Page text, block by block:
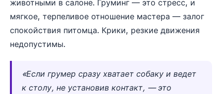
животными в салоне. Груминг — это стресс, и
мягкое, терпеливое отношение мастера — залог
спокойствия питомца. Крики, резкие движения
недопустимы.
«Если грумер сразу хватает собаку и ведет
к столу, не установив контакт, — это